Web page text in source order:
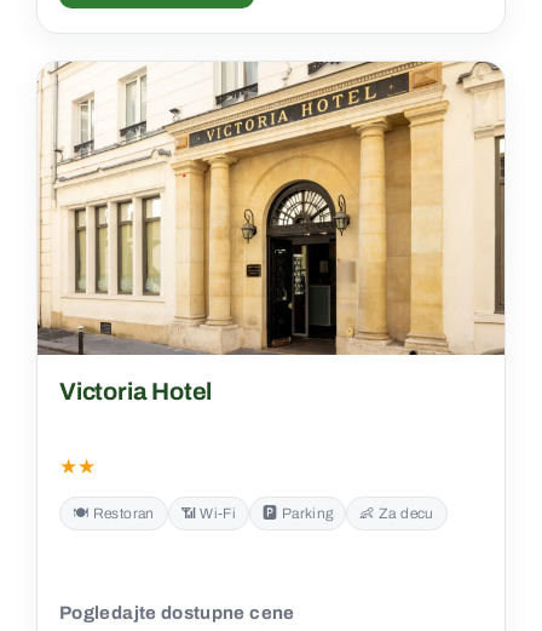
Victoria Hotel
★★
🍽️ Restoran 📶 Wi‑Fi 🅿️ Parking 👶 Za decu
Pogledajte dostupne cene